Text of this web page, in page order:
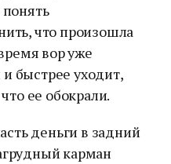
что произошла
вор уже
быстрее уходит,
ее обокрали.
деньги в задний
карман